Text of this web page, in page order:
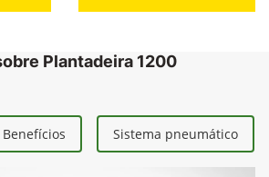
Plantadeira 1200
Benefícios Sistema pneumático